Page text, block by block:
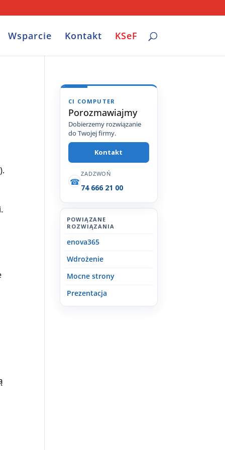
Wsparcie Kontakt KSeF
CI COMPUTER
Porozmawiajmy
Dobierzemy rozwiązanie
do Twojej firmy.
Kontakt
☎
ZADZWOŃ
74 666 21 00
POWIĄZANE
ROZWIĄZANIA
enova365
Wdrożenie
Mocne strony
Prezentacja